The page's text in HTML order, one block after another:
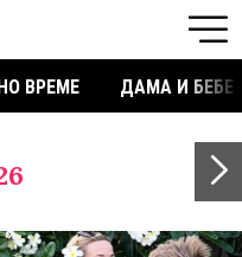
ВРЕМЕ ДАМА И БЕБЕ